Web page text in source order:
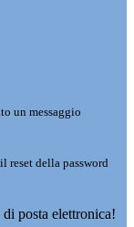
un messaggio
reset della password
posta elettronica!